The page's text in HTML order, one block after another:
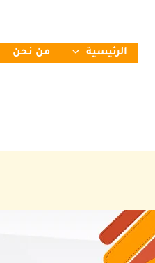
الرئيسية من نحن